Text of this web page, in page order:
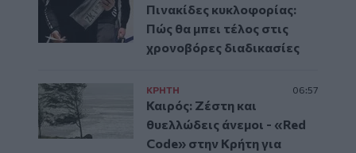
Πινακίδες κυκλοφορίας:
Πώς θα μπει τέλος στις
χρονοβόρες διαδικασίες
ΚΡΗΤΗ 06:57
Καιρός: Ζέστη και
θυελλώδεις άνεμοι - «Red
Code» στην Κρήτη για